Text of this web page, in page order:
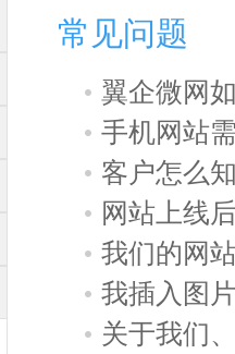
常见问题
翼企微网
手机网站
客户怎么
网站上线
我们的网
我插入图
关于我们